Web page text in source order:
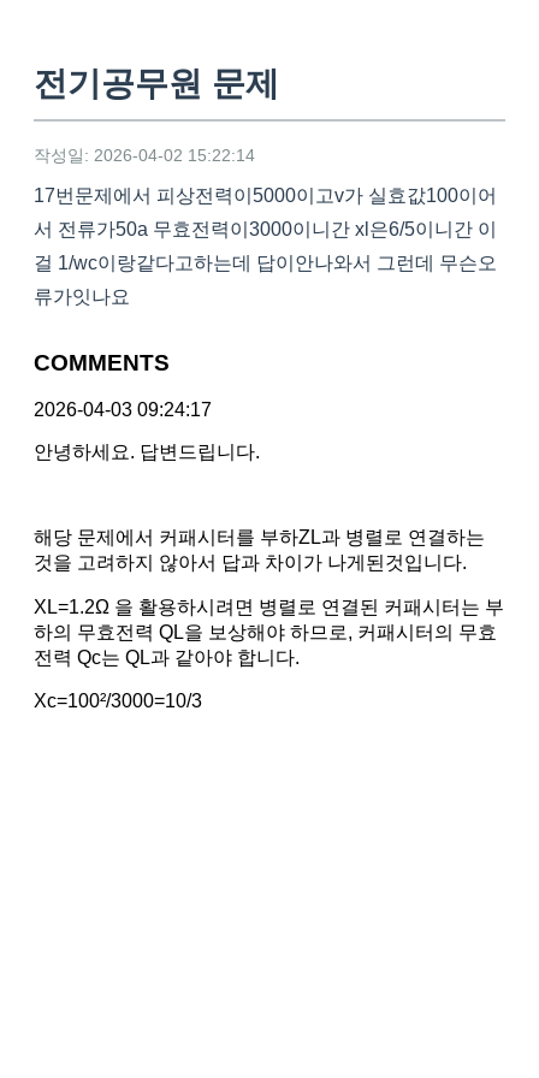
전기공무원 문제
작성일: 2026-04-02 15:22:14
17번문제에서 피상전력이5000이고v가 실효값100이어
서 전류가50a 무효전력이3000이니간 xl은6/5이니간 이
걸 1/wc이랑같다고하는데 답이안나와서 그런데 무슨오
류가잇나요
COMMENTS
2026-04-03 09:24:17
안녕하세요. 답변드립니다.
해당 문제에서 커패시터를 부하ZL과 병렬로 연결하는
것을 고려하지 않아서 답과 차이가 나게된것입니다.
XL=1.2Ω 을 활용하시려면 병렬로 연결된 커패시터는 부
하의 무효전력 QL을 보상해야 하므로, 커패시터의 무효
전력 Qc는 QL과 같아야 합니다.
Xc=100²/3000=10/3